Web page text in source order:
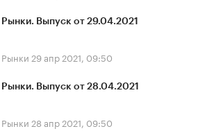
Рынки. Выпуск от 29.04.2021
Рынки 29 апр 2021, 09:50
Рынки. Выпуск от 28.04.2021
Рынки 28 апр 2021, 09:50